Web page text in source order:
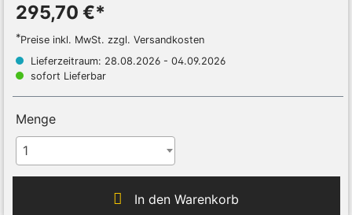
295,70 €*
*Preise inkl. MwSt. zzgl. Versandkosten
Lieferzeitraum: 28.08.2026 - 04.09.2026
sofort Lieferbar
Menge
1
In den Warenkorb